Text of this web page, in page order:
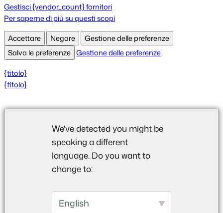
Gestisci {vendor_count} fornitori
Per saperne di più su questi scopi
Accettare
Negare
Gestione delle preferenze
Salva le preferenze Gestione delle preferenze
{titolo}
{titolo}
We've detected you might be
speaking a different
language. Do you want to
change to:
English